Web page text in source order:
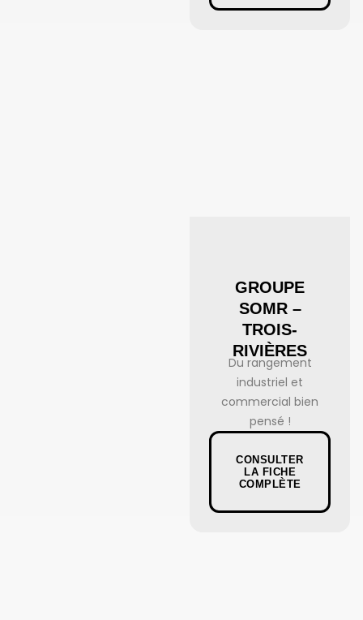
GROUPE
SOMR –
TROIS-
RIVIÈRES
Du rangement
industriel et
commercial bien
pensé !
CONSULTER
LA FICHE
COMPLÈTE